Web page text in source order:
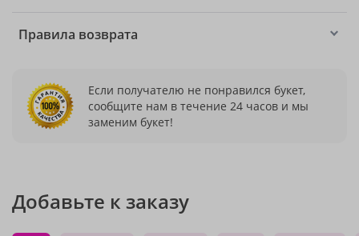
Правила возврата
Если получателю не понравился букет,
сообщите нам в течение 24 часов и мы
заменим букет!
Добавьте к заказу